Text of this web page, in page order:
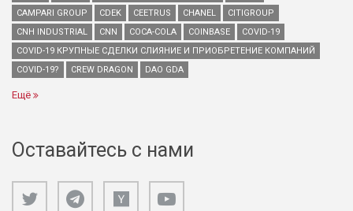
CAMPARI GROUP
CDEK CEETRUS CHANEL
CITIGROUP
CNH INDUSTRIAL
CNN COCA-COLA COINBASE
COVID-19
COVID-19 КРУПНЫЕ СДЕЛКИ СЛИЯНИЕ И ПРИОБРЕТЕНИЕ КОМПАНИЙ
COVID-19?
CREW DRAGON DAO GDA
Ещё
Оставайтесь с нами